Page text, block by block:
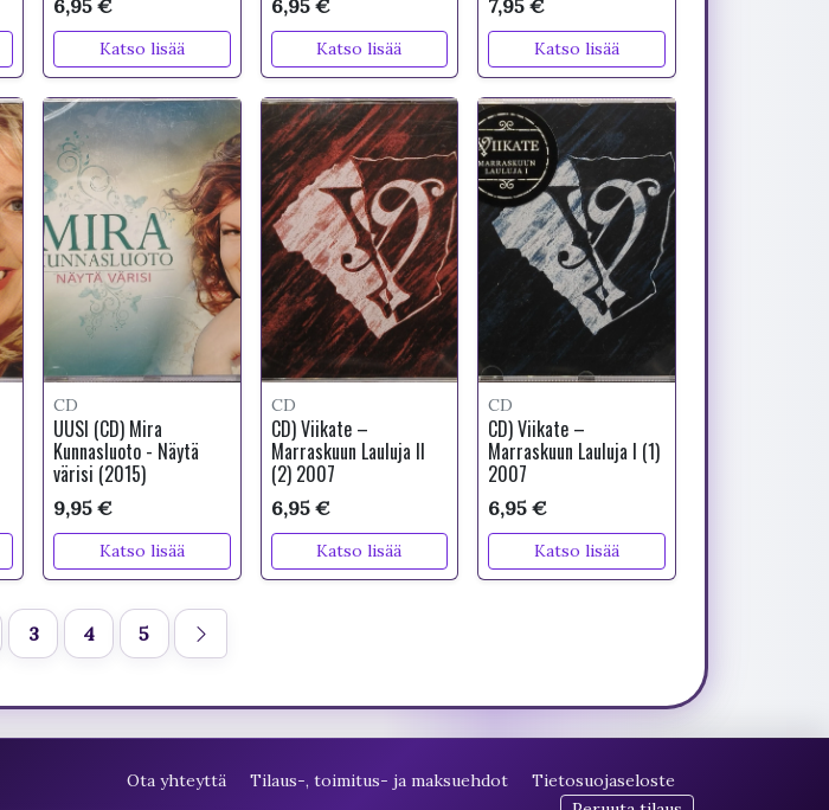
6,95 €
Katso lisää
6,95 €
Katso lisää
7,95 €
Katso lisää
CD
UUSI (CD) Mira
Kunnasluoto - Näytä
värisi (2015)
9,95 €
Katso lisää
CD
CD) Viikate –
Marraskuun Lauluja II
(2) 2007
6,95 €
Katso lisää
CD
CD) Viikate –
Marraskuun Lauluja I (1)
2007
6,95 €
Katso lisää
3 4 5
Ota yhteyttä Tilaus-, toimitus- ja maksuehdot
Tietosuojaseloste